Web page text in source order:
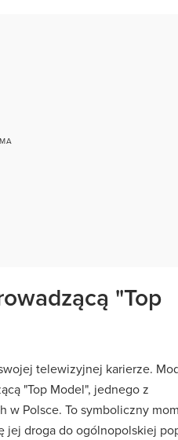
"Top
telewizyjnej karierze.
"Top Model", jednego z
w Polsce. To symboliczny
jej droga do ogólnopolskiej